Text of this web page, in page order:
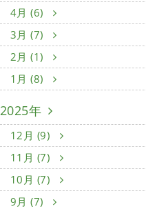
4月 (6)
3月 (7)
2月 (1)
1月 (8)
2025年
12月 (9)
11月 (7)
10月 (7)
9月 (7)